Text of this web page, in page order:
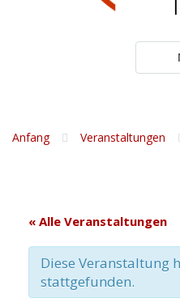
Anfang Veranstaltungen
« Alle Veranstaltungen
Diese Veranstaltung
stattgefunden.